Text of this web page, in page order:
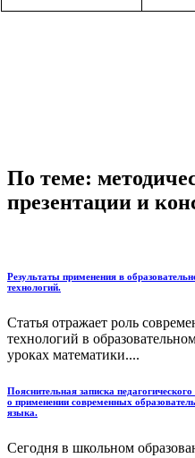
По теме:
презентации и
Результаты применения в
технологий.
Статья отражает роль
технологий в
уроках математики....
Пояснительная записка
о применении современных
языка.
Сегодня в школьном